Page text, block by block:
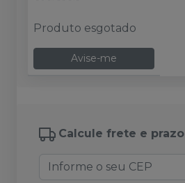
Produto esgotado
Avise-me
Calcule frete e prazo